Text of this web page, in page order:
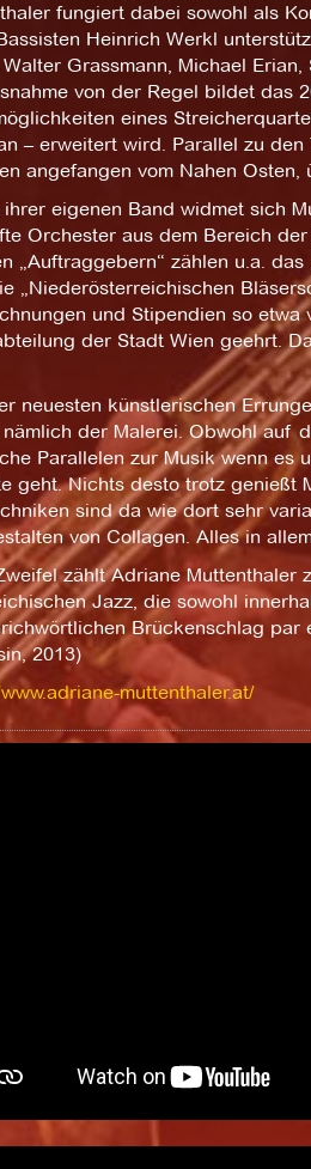
fungiert dabei sowohl als
Heinrich Werkl
Grassmann, Michael
von der Regel bildet das
eines
– erweitert wird. Parallel zu
angefangen vom Nahen
ihrer eigenen Band widmet sich
Orchester aus dem Bereich
„Auftraggebern“ zählen u.a.
„Niederösterreichischen
und Stipendien so
der Stadt Wien geehrt.
neuesten künstlerischen
nämlich der Malerei. Obwohl auf
Parallelen zur Musik wenn es
geht. Nichts desto trotz genießt
sind da wie dort sehr
von Collagen. Alles in
zählt Adriane
Jazz, die sowohl
Brückenschlag par
2013)
muttenthaler.at/